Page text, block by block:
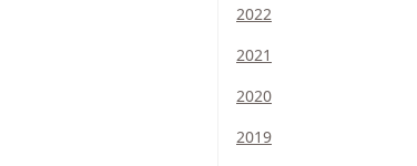
2022
2021
2020
2019